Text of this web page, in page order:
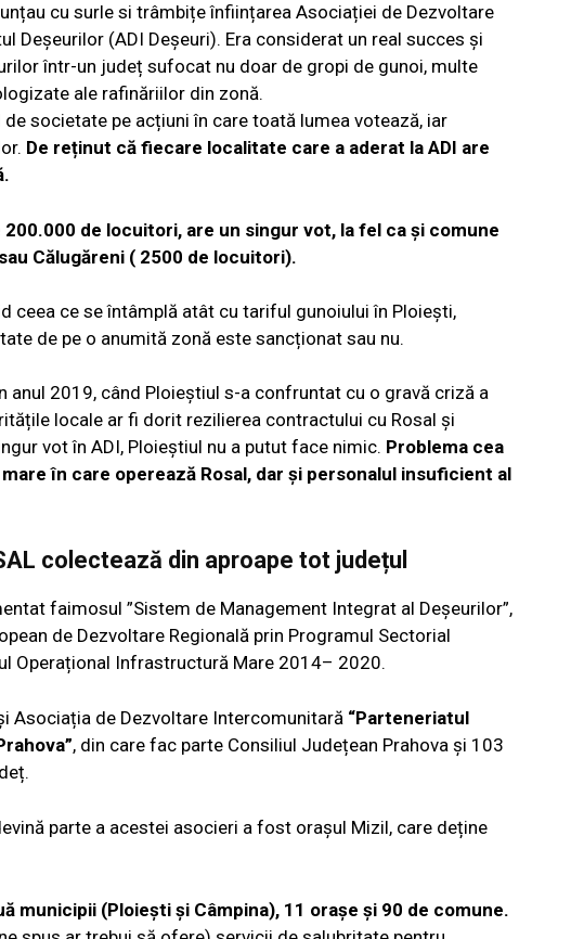
cu surle si trâmbițe înființarea Asociației de Dezvoltare
Deșeurilor (ADI Deșeuri). Era considerat un real succes și
într-un județ sufocat nu doar de gropi de gunoi, multe
ale rafinăriilor din zonă.
societate pe acțiuni în care toată lumea votează, iar
De reținut că fiecare localitate care a aderat la ADI are
de locuitori, are un singur vot, la fel ca și comune
Călugăreni ( 2500 de locuitori).
ceea ce se întâmplă atât cu tariful gunoiului în Ploiești,
de pe o anumită zonă este sancționat sau nu.
anul 2019, când Ploieștiul s-a confruntat cu o gravă criză a
locale ar fi dorit rezilierea contractului cu Rosal și
vot în ADI, Ploieștiul nu a putut face nimic. Problema cea
în care operează Rosal, dar și personalul insuficient al
colectează din aproape tot județul
faimosul ”Sistem de Management Integrat al Deșeurilor”,
de Dezvoltare Regională prin Programul Sectorial
Operațional Infrastructură Mare 2014– 2020.
Asociația de Dezvoltare Intercomunitară “Parteneriatul
, din care fac parte Consiliul Județean Prahova și 103
parte a acestei asocieri a fost orașul Mizil, care deține
municipii (Ploiești și Câmpina), 11 orașe și 90 de comune.